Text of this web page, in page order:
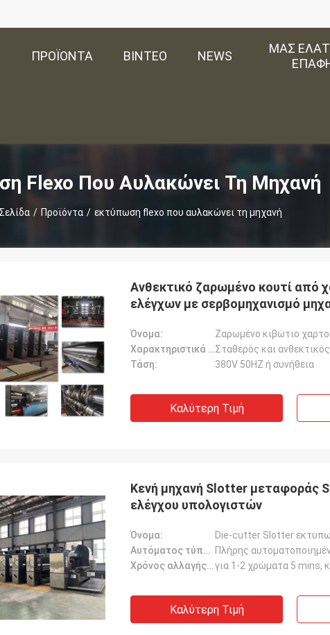
ΠΡΟΪΌΝΤΑ ΒΊΝΤΕΟ NEWS
ΜΑΣ
Flexo Που Αυλακώνει Τη Μηχανή
/ Προϊόντα / εκτύπωση flexo που αυλακώνει τη μηχανή
Ανθεκτικό ζαρωμένο κουτί από
ελέγχων με σερβομηχανισμό
Όνομα:
Χαρακτηριστικά γνωρίσματα:Σταθερός και ανθεκτικός
Τάση:
380V 50HZ ή συνήθεια
Καλύτερη Τιμή
Κενή μηχανή Slotter μεταφοράς
ελέγχου υπολογιστών
Όνομα:
Αυτόματος τύπος:
Πλήρης
Χρόνος αλλαγής διαταγής:για 1-2 χρώματα 5 mins,
Καλύτερη Τιμή